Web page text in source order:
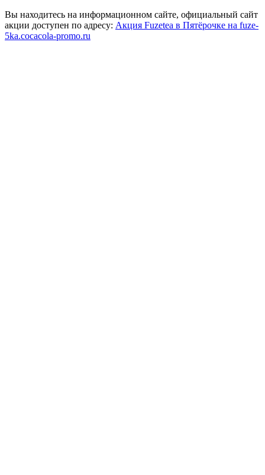
Вы находитесь на информационном сайте, официальный сайт
акции доступен по адресу: Акция Fuzetea в Пятёрочке на fuze-
5ka.cocacola-promo.ru